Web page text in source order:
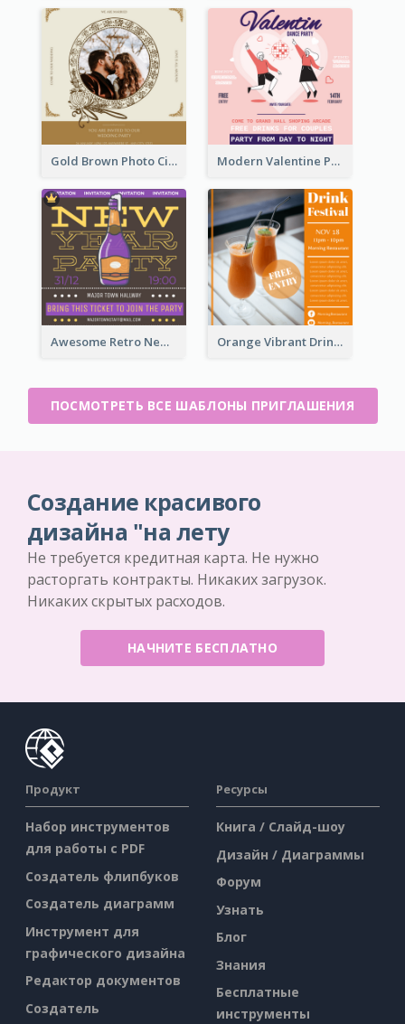
Gold Brown Photo Circle Wedding Invitation Modern Valentine Party Pink Invitation Design Templates
Awesome Retro New Year Invitation Template Design Orange Vibrant Drink Festival Entry Invitation
ПОСМОТРЕТЬ ВСЕ ШАБЛОНЫ ПРИГЛАШЕНИЯ
Создание красивого
дизайна "на лету
Не требуется кредитная карта. Не нужно
расторгать контракты. Никаких загрузок.
Никаких скрытых расходов.
НАЧНИТЕ БЕСПЛАТНО
Продукт
Набор инструментов
для работы с PDF
Создатель флипбуков
Создатель диаграмм
Инструмент для
графического дизайна
Редактор документов
Создатель
Ресурсы
Книга / Слайд-шоу
Дизайн / Диаграммы
Форум
Узнать
Блог
Знания
Бесплатные
инструменты